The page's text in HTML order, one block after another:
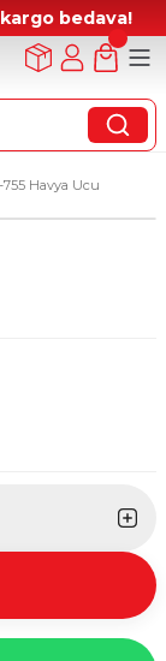
bedava!
755 Havya Ucu